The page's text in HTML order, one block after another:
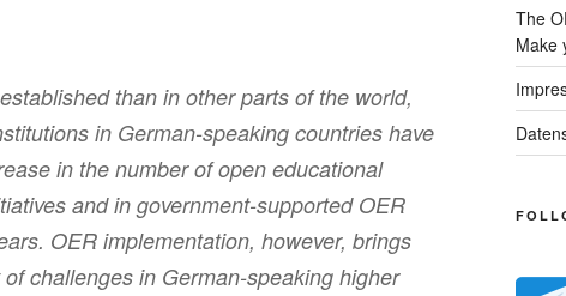
than in other parts of the world,
in German-speaking countries have
in the number of open educational
and in government-supported OER
OER implementation, however, brings
challenges in German-speaking higher
The
Make